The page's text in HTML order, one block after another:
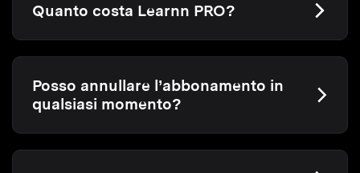
Quanto costa Learnn PRO?
Posso annullare l’abbonamento in
qualsiasi momento?